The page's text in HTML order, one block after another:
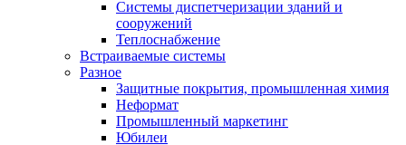
Системы диспетчеризации зданий и
сооружений
Теплоснабжение
Встраиваемые системы
Разное
Защитные покрытия, промышленная химия
Неформат
Промышленный маркетинг
Юбилеи